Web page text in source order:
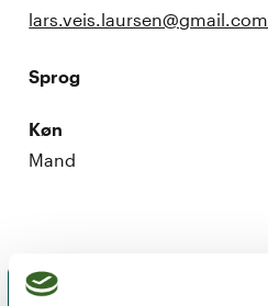
lars.veis.laursen@gmail.com
Sprog
Køn
Mand